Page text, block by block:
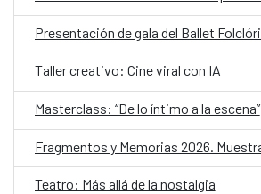
Taller creativo: Cine viral con IA
Masterclass: “De lo íntimo a la escena”
Teatro: Más allá de la nostalgia